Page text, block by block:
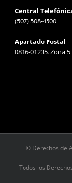
Central
(507) 508-4500
Apartado Postal
0816-01235, Zona
© Derechos de
Todos los